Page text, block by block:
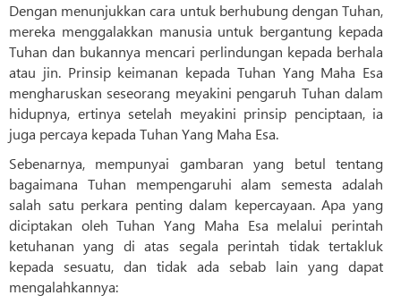
Dengan menunjukkan cara untuk berhubung dengan Tuhan,
mereka menggalakkan manusia untuk bergantung kepada
Tuhan dan bukannya mencari perlindungan kepada berhala
atau jin. Prinsip keimanan kepada Tuhan Yang Maha Esa
mengharuskan seseorang meyakini pengaruh Tuhan dalam
hidupnya, ertinya setelah meyakini prinsip penciptaan, ia
juga percaya kepada Tuhan Yang Maha Esa.
Sebenarnya, mempunyai gambaran yang betul tentang
bagaimana Tuhan mempengaruhi alam semesta adalah
salah satu perkara penting dalam kepercayaan. Apa yang
diciptakan oleh Tuhan Yang Maha Esa melalui perintah
ketuhanan yang di atas segala perintah tidak tertakluk
kepada sesuatu, dan tidak ada sebab lain yang dapat
mengalahkannya: